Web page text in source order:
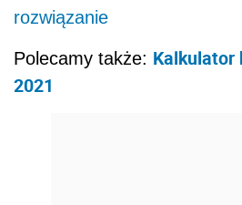
rozwiązanie
Polecamy także:
2021